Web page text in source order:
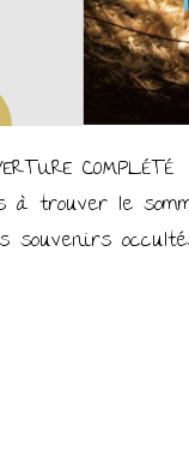
à trouver le
souvenirs